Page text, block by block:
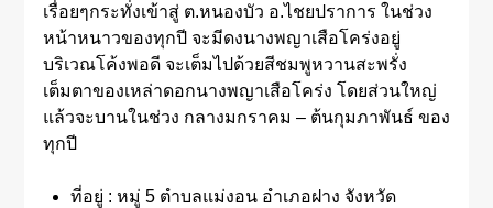
เรื่อยๆกระทั่งเข้าสู่ ต.หนองบัว อ.ไชยปราการ ในช่วง
หน้าหนาวของทุกปี จะมีดงนางพญาเสือโคร่งอยู่
บริเวณโค้งพอดี จะเต็มไปด้วยสีชมพูหวานสะพรั่ง
เต็มตาของเหล่าดอกนางพญาเสือโคร่ง โดยส่วนใหญ่
แล้วจะบานในช่วง กลางมกราคม – ต้นกุมภาพันธ์ ของ
ทุกปี
ที่อยู่ : หมู่ 5 ตำบลแม่งอน อำเภอฝาง จังหวัด